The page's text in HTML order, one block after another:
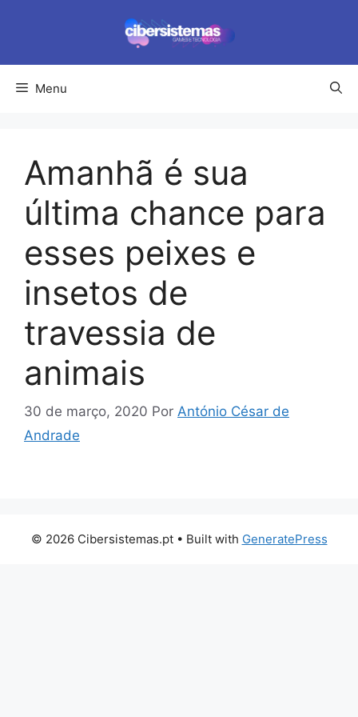
conteúdo
Menu
Amanhã é sua
última chance para
esses peixes e
insetos de
travessia de
animais
30 de março, 2020 Por António César de
Andrade
© 2026 Cibersistemas.pt• Built with GeneratePress